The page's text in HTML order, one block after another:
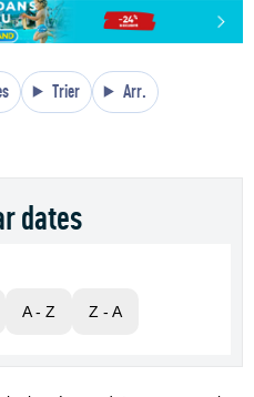
Trier Arr.
dates
A - Z Z - A